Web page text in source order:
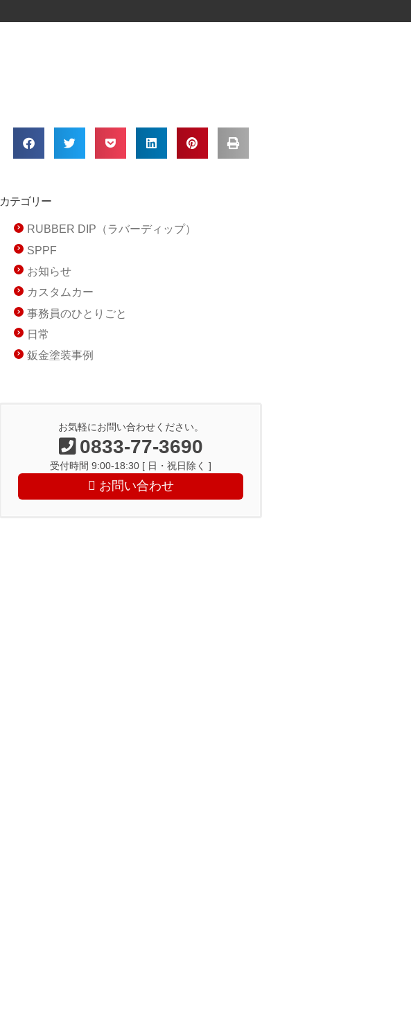
カテゴリー
RUBBER DIP（ラバーディップ）
SPPF
お知らせ
カスタムカー
事務員のひとりごと
日常
鈑金塗装事例
お気軽にお問い合わせください。
0833-77-3690
受付時間 9:00-18:30 [ 日・祝日除く ]
お問い合わせ